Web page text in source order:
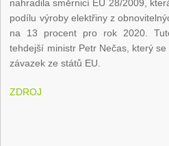
nahradila směrnicí EU 28/2009,
podílu výroby elektřiny z
na 13 procent pro rok 2020.
tehdejší ministr Petr Nečas, který
závazek ze států EU.
ZDROJ